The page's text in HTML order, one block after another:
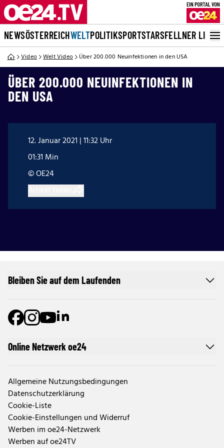
NEWSÖSTERREICHWELTPOLITIKSPORTSTARSFELLNER LIVE
Video Welt Video Über 200.000 Neuinfektionen in den USA
ÜBER 200.000 NEUINFEKTIONEN IN
DEN USA
12. Januar 2021 | 11:32 Uhr
01:31 Min
© OE24
Online Netzwerk oe24
Allgemeine Nutzungsbedingungen
Datenschutzerklärung
Cookie-Liste
Cookie-Einstellungen und Widerruf
Werben im oe24-Netzwerk
Werben auf oe24TV
Bleiben Sie auf dem Laufenden